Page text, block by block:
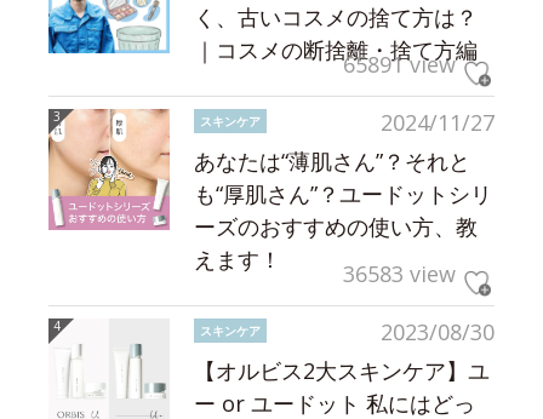
く、古いコスメの捨て方は？
｜コスメの断捨離・捨て方編
65891 view
2024/11/27
スキンケア
あなたは“薄肌さん”？それと
も“厚肌さん”？ユードットシリ
ーズのおすすめの使い方、教
えます！
36583 view
2023/08/30
スキンケア
【オルビス2大スキンケア】ユ
ー or ユードット 私にはどっ